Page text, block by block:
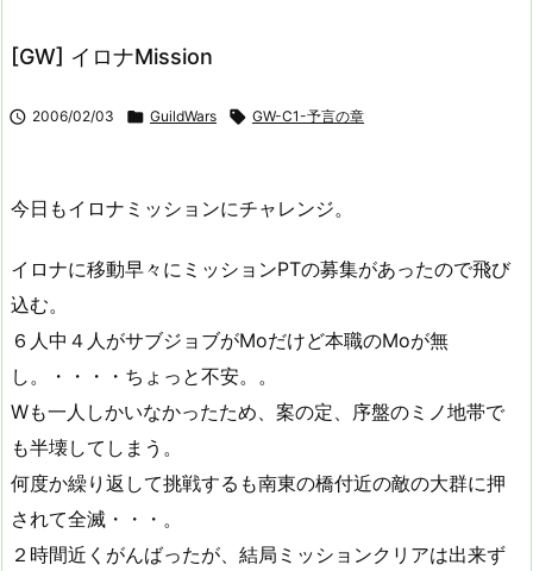
[GW] イロナMission
 2006/02/03  GuildWars  GW-C1-予言の章
今日もイロナミッションにチャレンジ。
イロナに移動早々にミッションPTの募集があったので飛び
込む。
６人中４人がサブジョブがMoだけど本職のMoが無
し。・・・・ちょっと不安。。
Wも一人しかいなかったため、案の定、序盤のミノ地帯で
も半壊してしまう。
何度か繰り返して挑戦するも南東の橋付近の敵の大群に押
されて全滅・・・。
２時間近くがんばったが、結局ミッションクリアは出来ず